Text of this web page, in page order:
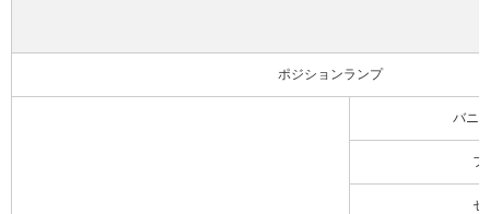
ポジションランプ
バニ
フ
セ